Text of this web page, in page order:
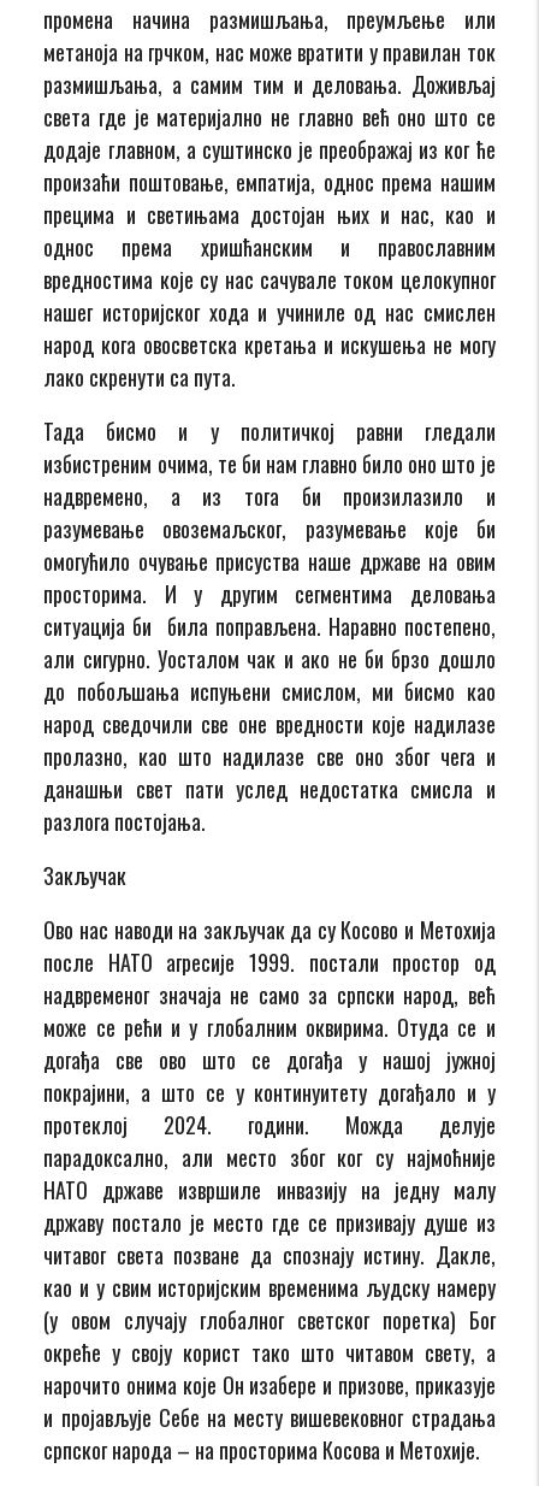
промена начина размишљања, преумљење или
метаноја на грчком, нас може вратити у правилан ток
размишљања, а самим тим и деловања. Доживљај
света где је материјално не главно већ оно што се
додаје главном, а суштинско је преображај из ког ће
произаћи поштовање, емпатија, однос према нашим
прецима и светињама достојан њих и нас, као и
однос према хришћанским и православним
вредностима које су нас сачувале током целокупног
нашег историјског хода и учиниле од нас смислен
народ кога овосветска кретања и искушења не могу
лако скренути са пута.
Тада бисмо и у политичкој равни гледали
избистреним очима, те би нам главно било оно што је
надвремено, а из тога би произилазило и
разумевање овоземаљског, разумевање које би
омогућило очување присуства наше државе на овим
просторима. И у другим сегментима деловања
ситуација би била поправљена. Наравно постепено,
али сигурно. Уосталом чак и ако не би брзо дошло
до побољшања испуњени смислом, ми бисмо као
народ сведочили све оне вредности које надилазе
пролазно, као што надилазе све оно због чега и
данашњи свет пати услед недостатка смисла и
разлога постојања.
Закључак
Ово нас наводи на закључак да су Косово и Метохија
после НАТО агресије 1999. постали простор од
надвременог значаја не само за српски народ, већ
може се рећи и у глобалним оквирима. Отуда се и
догађа све ово што се догађа у нашој јужној
покрајини, а што се у континуитету догађало и у
протеклој 2024. години. Можда делује
парадоксално, али место због ког су најмоћније
НАТО државе извршиле инвазију на једну малу
државу постало је место где се призивају душе из
читавог света позване да спознају истину. Дакле,
као и у свим историјским временима људску намеру
(у овом случају глобалног светског поретка) Бог
окреће у своју корист тако што читавом свету, а
нарочито онима које Он изабере и призове, приказује
и пројављује Себе на месту вишевековног страдања
српског народа – на просторима Косова и Метохије.